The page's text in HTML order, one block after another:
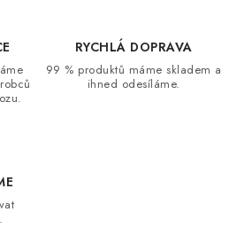
RYCHLÁ DOPRAVA
99 % produktů máme skladem a
ihned odesíláme.